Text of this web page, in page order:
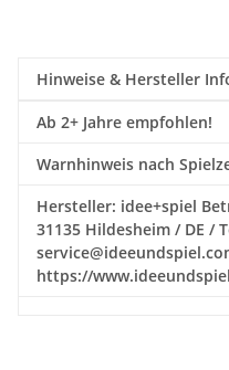
Hinweise & Hersteller
Ab 2+ Jahre empfohlen!
Warnhinweis nach
Hersteller: idee+spiel
31135 Hildesheim / DE /
https://